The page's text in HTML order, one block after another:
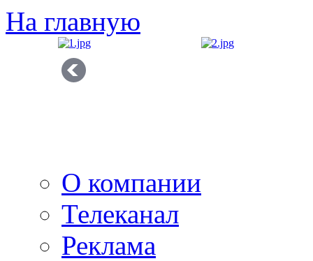
На главную
О компании
Телеканал
Реклама